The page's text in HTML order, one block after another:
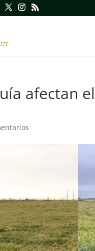
afectan